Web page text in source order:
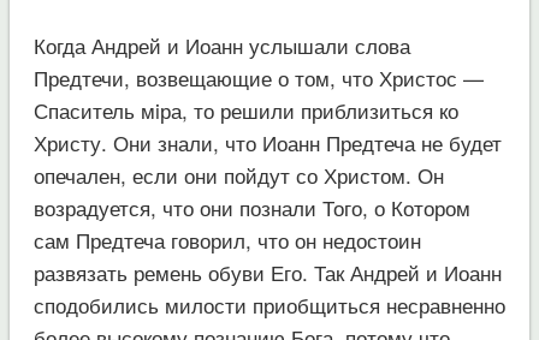
Когда Андрей и Иоанн услышали слова
Предтечи, возвещающие о том, что Христос —
Спаситель мiра, то решили приблизиться ко
Христу. Они знали, что Иоанн Предтеча не будет
опечален, если они пойдут со Христом. Он
возрадуется, что они познали Того, о Котором
сам Предтеча говорил, что он недостоин
развязать ремень обуви Его. Так Андрей и Иоанн
сподобились милости приобщиться несравненно